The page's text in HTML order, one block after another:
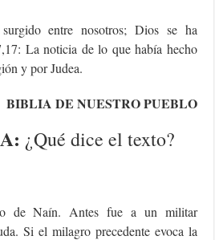
entre nosotros; Dios se ha
La noticia de lo que había hecho
y por Judea.
BIBLIA DE NUESTRO PUEBLO
¿Qué dice el texto?
de Naín. Antes fue a un militar
Si el milagro precedente evoca la